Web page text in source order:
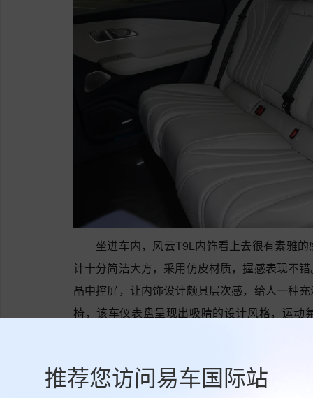
推荐您访问易车国际站
坐进车内，风云T9L内饰看上去很有素雅
计十分简洁大方，采用仿皮材质，握感表现不
晶中控屏，让内饰设计颇具层次感，给人一种
椅，该车仪表盘呈现出吸睛的设计风格，运